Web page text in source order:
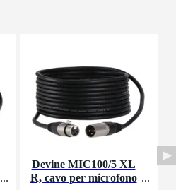
Devine MIC100/5 XL
R, cavo per microfono